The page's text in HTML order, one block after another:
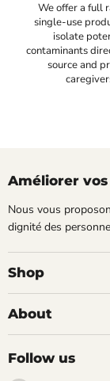
We offer a full
single-use
isolate
contaminants
source and
Améliorer
Nous vous
dignité des
Shop
About
Follow us